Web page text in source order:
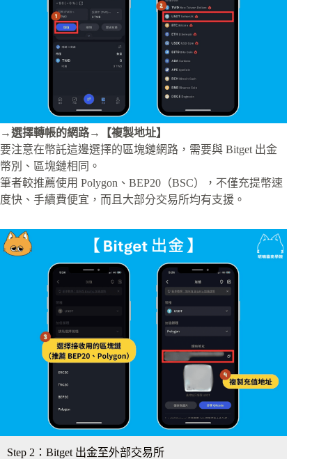
→選擇轉帳的網路→【複製地址】
要注意在幣託這邊選擇的區塊鏈網路，需要與 Bitget 出金
幣別、區塊鏈相同。
筆者較推薦使用 Polygon、BEP20（BSC），不僅充提幣速
度快、手續費便宜，而且大部分交易所均有支援。
Step 2：Bitget 出金至外部交易所